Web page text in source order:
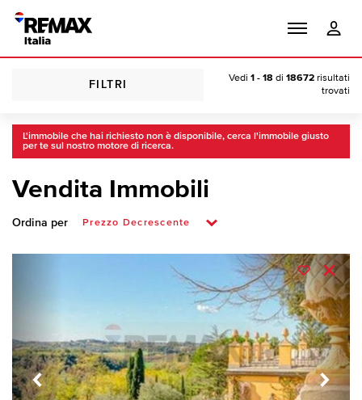
FILTRI
Vedi 1 - 18 di 18672 risultati
trovati
L'immobile che hai richiesto non è disponibile, cerca l'immobile giusto
per te sul nostro motore di ricerca.
Vendita Immobili
Ordina per